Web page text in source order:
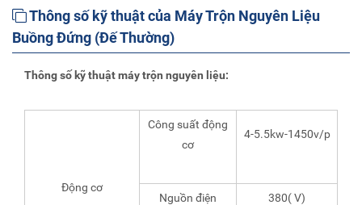
Thông số kỹ thuật của Máy Trộn Nguyên Liệu
Buồng Đứng (Đế Thường)
Thông số kỹ thuật máy trộn nguyên liệu:
Động cơ
Công suất động
cơ
4-5.5kw-1450v/p
Nguồn điện 380( V)